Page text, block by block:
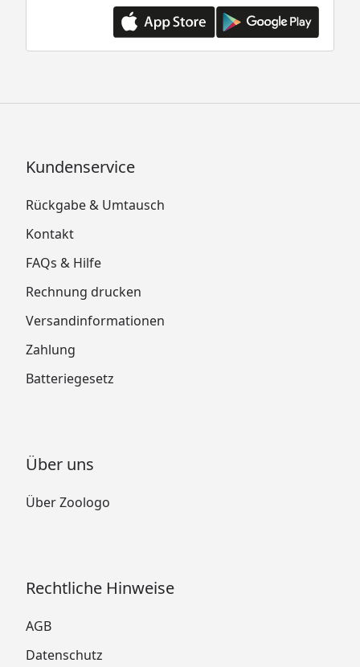
Kundenservice
Rückgabe & Umtausch
Kontakt
FAQs & Hilfe
Rechnung drucken
Versandinformationen
Zahlung
Batteriegesetz
Über uns
Über Zoologo
Rechtliche Hinweise
AGB
Datenschutz